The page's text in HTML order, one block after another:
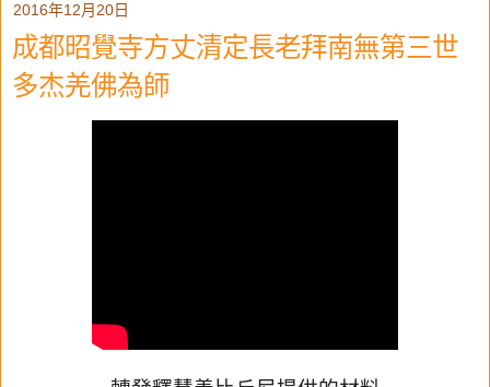
2016年12月20日
成都昭覺寺方丈清定長老拜南無第三世
多杰羌佛為師